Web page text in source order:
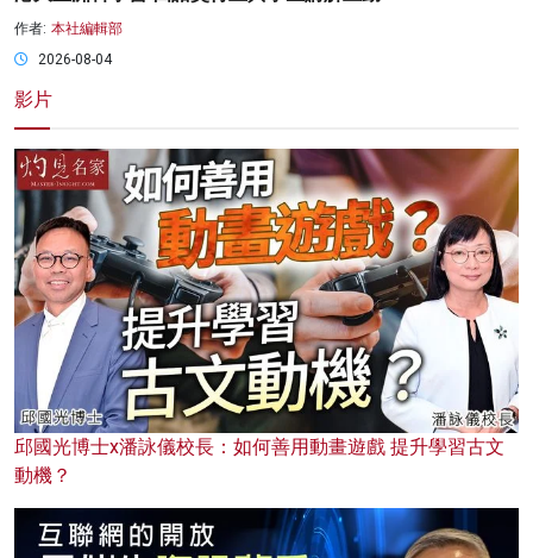
作者: 本社編輯部
2026-08-04
影片
邱國光博士x潘詠儀校長：如何善用動畫遊戲 提升學習古文
動機？